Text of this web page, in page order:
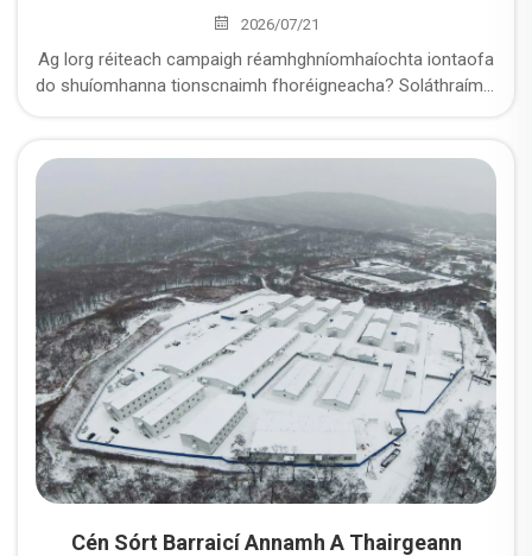
2026/07/21
Ag lorg réiteach campaigh réamhghníomhaíochta iontaofa
do shuíomhanna tionscnaimh fhoréigneacha? Soláthraímid
bhfoireann oibre, agus tithe sealadacha do oibrithe do
thionscnaimh miantóireachta, fuinnimh, bunfhoirgnimh
agus tionscnaimh iompair ar fud an domhain.
Cén Sórt Barraicí Annamh A Thairgeann